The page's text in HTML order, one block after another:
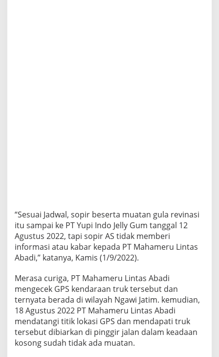
“Sesuai Jadwal, sopir beserta muatan gula revinasi
itu sampai ke PT Yupi Indo Jelly Gum tanggal 12
Agustus 2022, tapi sopir AS tidak memberi
informasi atau kabar kepada PT Mahameru Lintas
Abadi,” katanya, Kamis (1/9/2022).
Merasa curiga, PT Mahameru Lintas Abadi
mengecek GPS kendaraan truk tersebut dan
ternyata berada di wilayah Ngawi Jatim. kemudian,
18 Agustus 2022 PT Mahameru Lintas Abadi
mendatangi titik lokasi GPS dan mendapati truk
tersebut dibiarkan di pinggir jalan dalam keadaan
kosong sudah tidak ada muatan.